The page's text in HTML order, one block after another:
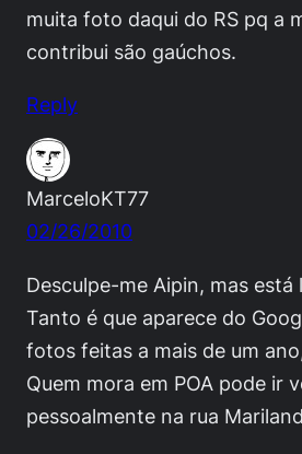
muita foto daqui do RS pq a
contribui são gaúchos.
Reply
MarceloKT77
02/26/2010
Desculpe-me Aipin, mas está
Tanto é que aparece do
fotos feitas a mais de um
Quem mora em POA pode ir
pessoalmente na rua